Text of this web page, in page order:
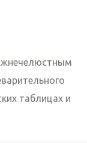
таблицах и